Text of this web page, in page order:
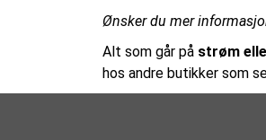
Ønsker du mer
Alt som går på strøm
hos andre butikker som